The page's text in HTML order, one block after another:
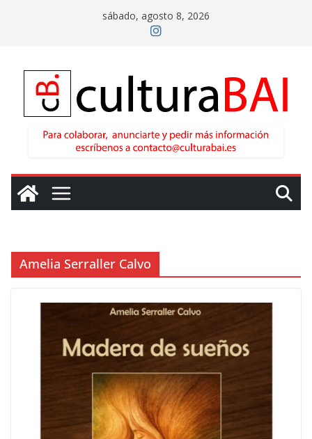
sábado, agosto 8, 2026
Amelia Serraller Calvo